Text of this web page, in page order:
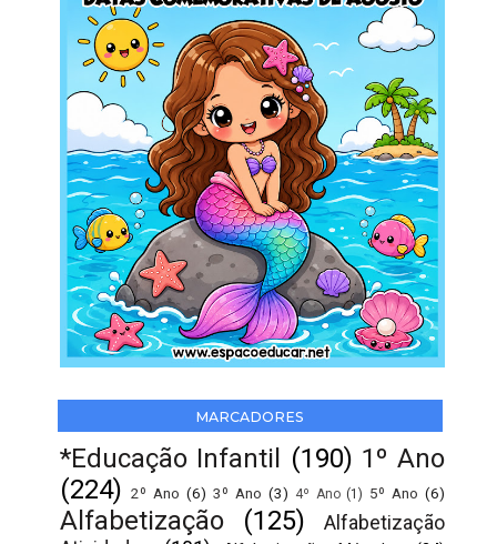
MARCADORES
*Educação Infantil (190) 1º Ano
(224) 2º Ano (6) 3º Ano (3) 4º Ano (1) 5º Ano (6)
Alfabetização (125)
Alfabetização